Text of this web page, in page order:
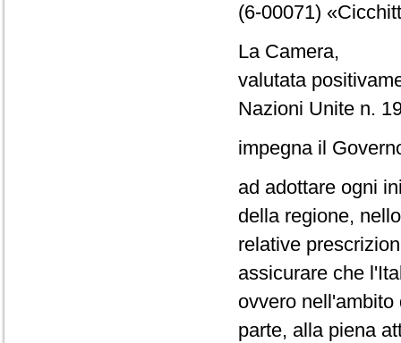
(6-00071)
La Camera,
valutata
Nazioni Unite n.
impegna il
ad adottare ogni
della regione,
relative
assicurare che
ovvero
parte, alla piena